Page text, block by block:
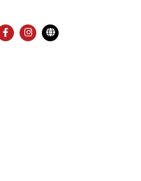
FACEBOOK
INSTAGRAM
Übersetzung